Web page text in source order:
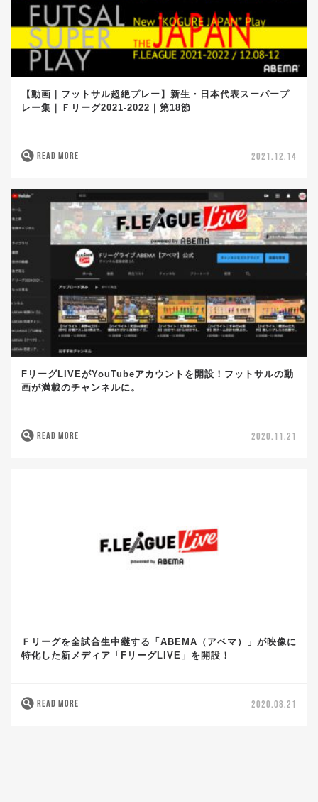
【動画｜フットサル超絶プレー】新生・日本代表スーパープ
レー集｜Ｆリーグ2021-2022｜第18節
READ MORE 2021.12.14
FリーグLIVEがYouTubeアカウントを開設！フットサルの動
画が満載のチャンネルに。
READ MORE 2020.11.21
Ｆリーグを全試合生中継する「ABEMA（アベマ）」が映像に
特化した新メディア「FリーグLIVE」を開設！
READ MORE 2020.08.21